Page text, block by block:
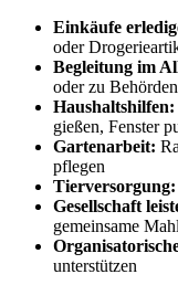
Einkäufe
oder
Begleitung im
oder zu Behörden
Haushaltshilfen:
gießen, Fenster
Gartenarbeit:
pflegen
Tierversorgung:
Gesellschaft
gemeinsame
unterstützen